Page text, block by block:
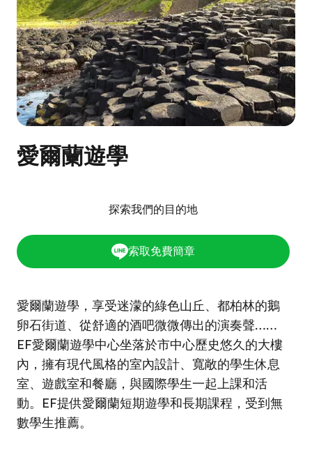
公司資訊
徵才
加入我們
愛爾蘭遊學
愛爾蘭遊學，享受迷濛的綠色山丘、都柏林的鵝
卵石街道、從舒適的酒吧微微傳出的演奏聲……
EF愛爾蘭遊學中心坐落於市中心歷史悠久的大樓
內，擁有現代風格的室內設計、寬敞的學生休息
室、遊戲室和餐廳，與國際學生一起上課和活
動。EF提供愛爾蘭短期遊學和長期課程，受到無
數學生推薦。
探索我們的目的地
索取免費簡章